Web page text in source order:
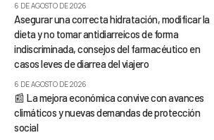
6 DE AGOSTO DE 2026
Asegurar una correcta hidratación, modificar la
dieta y no tomar antidiarreicos de forma
indiscriminada, consejos del farmacéutico en
casos leves de diarrea del viajero
6 DE AGOSTO DE 2026
📰 La mejora económica convive con avances
climáticos y nuevas demandas de protección
social